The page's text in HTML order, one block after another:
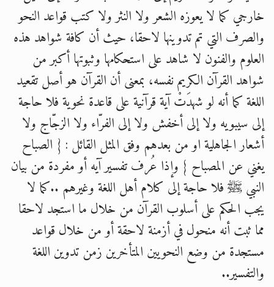
خارجي كما لا يعوزه الشعر ولا النثر ولا كتب قواعد النحو
والصرف التي تم تدوينها لاحقا، حيث أن كافة شواهد هذه
العلوم والفنون لا شاهد على استحكامها وثبوتها أكبر من
شواهد القرآن الكريم نفسه، بمعنى أن القرآن هو أصل تقعيد
اللغة كما أنه لو شهدَتْ آية قرآنية على قاعدة نحوية فلا حاجة
إلى سيبويه ولا إلى أخفش ولا إلى الفرّاء ولا الزجّاج ولا
أشعار الجاهلية او من بعدهم وفق المثل القائل : { الصباح
يغني عن المصباح } وإذا عُرف تفسير آيه أو مفردة من بيان
النبي ﷺ فلا حاجة إلى كلام أهل اللغة وغيرهم ..كما لا
يجب الحكم على أسلوب القرآن من خلال ما استجد لاحقا
مما ثبت أنه منحول في أزمنة لاحقة أو من خلال قواعد
مستجدة من وضع النحويين المتأخرين زمن تدوين اللغة
والتفسير..